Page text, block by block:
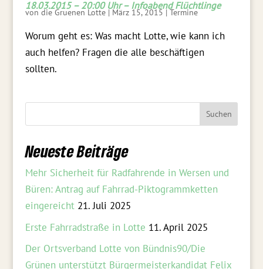
18.03.2015 – 20:00 Uhr – Infoabend Flüchtlinge
von die Gruenen Lotte| März 15, 2015 | Termine
Worum geht es: Was macht Lotte, wie kann ich
auch helfen? Fragen die alle beschäftigen
sollten.
Neueste Beiträge
Mehr Sicherheit für Radfahrende in Wersen und
Büren: Antrag auf Fahrrad-Piktogrammketten
eingereicht 21. Juli 2025
Erste Fahrradstraße in Lotte 11. April 2025
Der Ortsverband Lotte von Bündnis90/Die
Grünen unterstützt Bürgermeisterkandidat Felix